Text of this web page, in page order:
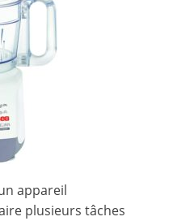
appareil
plusieurs tâches